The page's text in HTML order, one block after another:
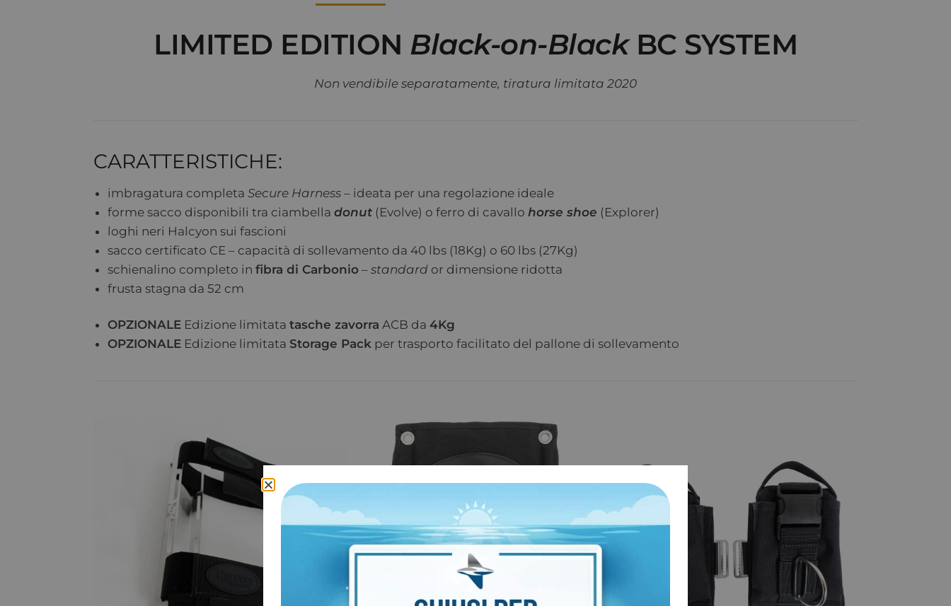
LIMITED EDITION Black-on-BlackBC SYSTEM
Non vendibile separatamente, tiratura limitata 2020
CARATTERISTICHE:
imbragatura completa Secure Harness– ideata per una regolazione ideale
forme sacco disponibili tra ciambella donut(Evolve) o ferro di cavallo horse shoe (Explorer)
loghi neri Halcyon sui fascioni
sacco certificato CE – capacità di sollevamento da 40 lbs (18Kg) o 60 lbs (27Kg)
schienalino completo in fibra di Carbonio– standardor dimensione ridotta
frusta stagna da 52 cm
OPZIONALEEdizione limitata tasche zavorra ACB da 4Kg
OPZIONALEEdizione limitata Storage Packper trasporto facilitato del pallone di sollevamento